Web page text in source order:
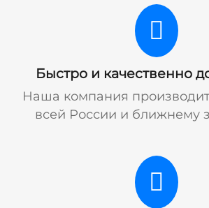
Быстро и качественно
Наша компания
всей России и ближнему